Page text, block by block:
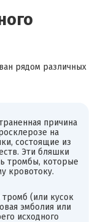
рядом различных
причина
на
состоящие из
Эти бляшки
тромбы, которые
кровотоку.
тромб (или кусок
эмболия или
исходного